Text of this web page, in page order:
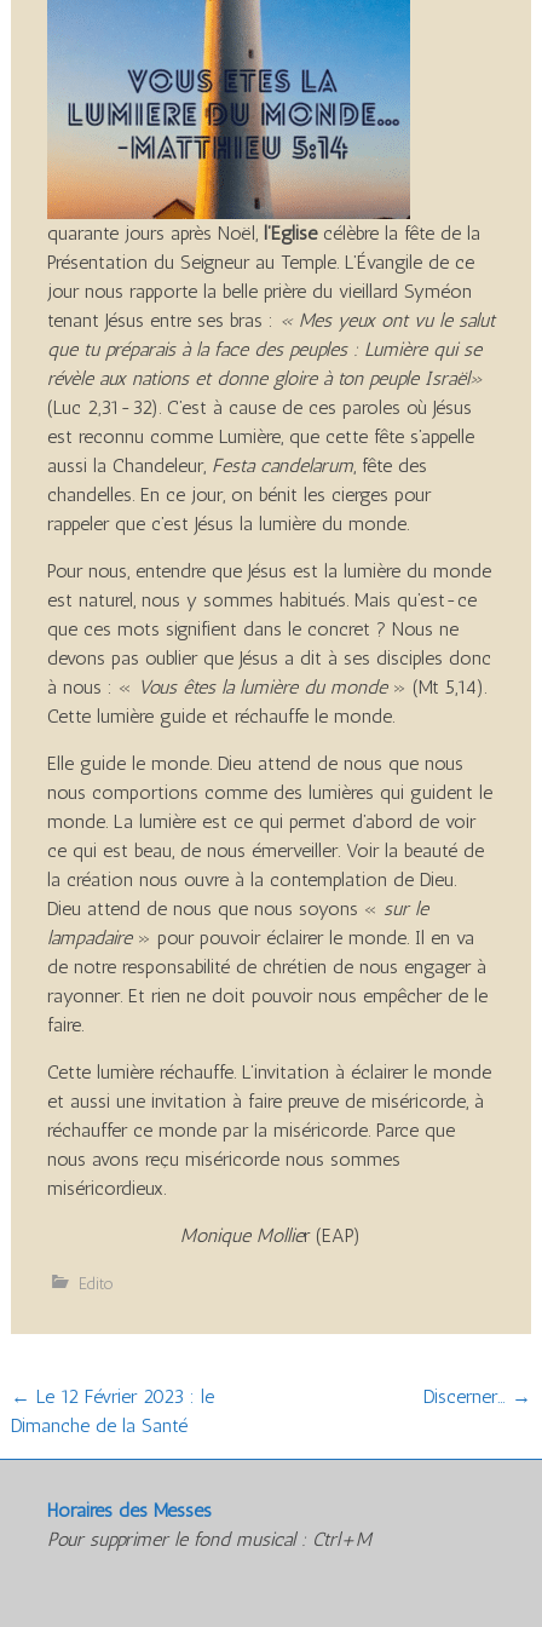
quarante jours après Noël, l’Églisecélèbre la fête de la
Présentation du Seigneur au Temple. L’Évangile de ce
jour nous rapporte la belle prière du vieillard Syméon
tenant Jésus entre ses bras : « Mes yeux ont vu le salut
que tu préparais à la face des peuples : Lumière qui se
révèle aux nations et donne gloire à ton peuple Israël»
(Luc 2,31-32). C’est à cause de ces paroles où Jésus
est reconnu comme Lumière, que cette fête s’appelle
aussi la Chandeleur, Festa candelarum, fête des
chandelles. En ce jour, on bénit les cierges pour
rappeler que c’est Jésus la lumière du monde.
Pour nous, entendre que Jésus est la lumière du monde
est naturel, nous y sommes habitués. Mais qu’est-ce
que ces mots signifient dans le concret ? Nous ne
devons pas oublier que Jésus a dit à ses disciples donc
à nous : « Vous êtes la lumière du monde» (Mt 5,14).
Cette lumière guide et réchauffe le monde.
Elle guide le monde. Dieu attend de nous que nous
nous comportions comme des lumières qui guident le
monde. La lumière est ce qui permet d’abord de voir
ce qui est beau, de nous émerveiller. Voir la beauté de
la création nous ouvre à la contemplation de Dieu.
Dieu attend de nous que nous soyons « sur le
lampadaire» pour pouvoir éclairer le monde. Il en va
de notre responsabilité de chrétien de nous engager à
rayonner. Et rien ne doit pouvoir nous empêcher de le
faire.
Cette lumière réchauffe. L’invitation à éclairer le monde
et aussi une invitation à faire preuve de miséricorde, à
réchauffer ce monde par la miséricorde. Parce que
nous avons reçu miséricorde nous sommes
miséricordieux.
Monique Mollier (EAP)
Edito
Post
navigation
← Le 12 Février 2023 : le
Dimanche de la Santé
Discerner… →
Horaires des Messes
Pour supprimer le fond musical : Ctrl+M